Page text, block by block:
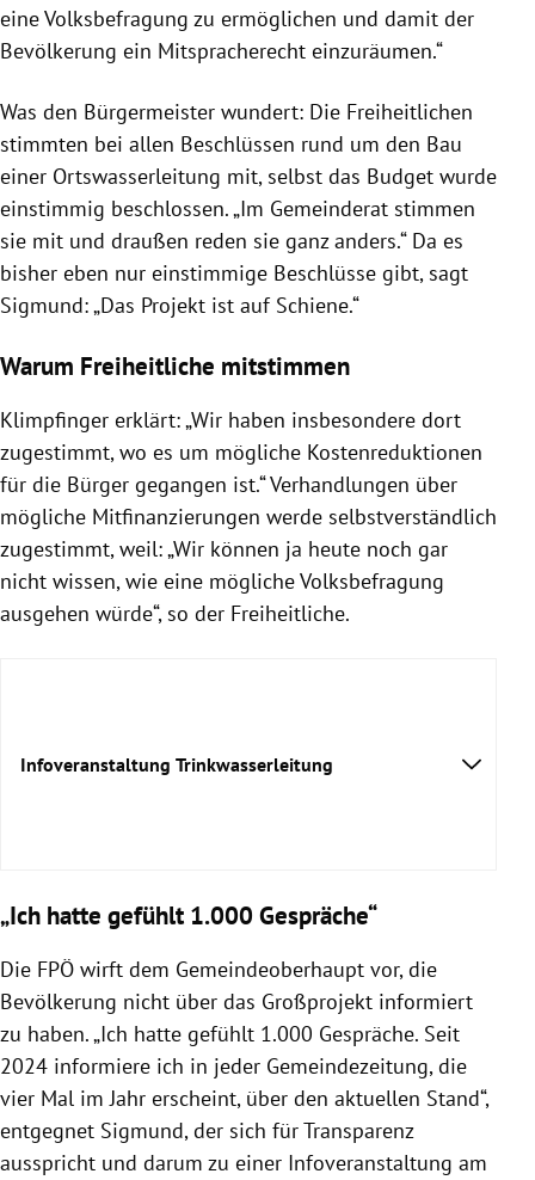
eine Volksbefragung zu ermöglichen und damit der
Bevölkerung ein Mitspracherecht einzuräumen.“
Was den Bürgermeister wundert: Die Freiheitlichen
stimmten bei allen Beschlüssen rund um den Bau
einer Ortswasserleitung mit, selbst das Budget wurde
einstimmig beschlossen. „Im Gemeinderat stimmen
sie mit und draußen reden sie ganz anders.“ Da es
bisher eben nur einstimmige Beschlüsse gibt, sagt
Sigmund: „Das Projekt ist auf Schiene.“
Warum Freiheitliche mitstimmen
Klimpfinger erklärt: „Wir haben insbesondere dort
zugestimmt, wo es um mögliche Kostenreduktionen
für die Bürger gegangen ist.“ Verhandlungen über
mögliche Mitfinanzierungen werde selbstverständlich
zugestimmt, weil: „Wir können ja heute noch gar
nicht wissen, wie eine mögliche Volksbefragung
ausgehen würde“, so der Freiheitliche.
Infoveranstaltung Trinkwasserleitung
Trinkwasserleitung
Am 26. Mai
Beginn:
„Ich hatte gefühlt 1.000 Gespräche“
Die FPÖ wirft dem Gemeindeoberhaupt vor, die
Bevölkerung nicht über das Großprojekt informiert
zu haben. „Ich hatte gefühlt 1.000 Gespräche. Seit
2024 informiere ich in jeder Gemeindezeitung, die
vier Mal im Jahr erscheint, über den aktuellen Stand“,
entgegnet Sigmund, der sich für Transparenz
ausspricht und darum zu einer Infoveranstaltung am